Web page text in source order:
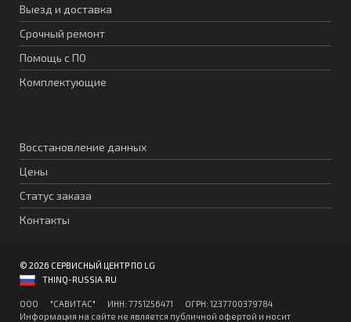
Выезд и доставка
Срочный ремонт
Помощь с ПО
Комплектующие
Восстановление данных
Цены
Статус заказа
Контакты
© 2026 СЕРВИСНЫЙ ЦЕНТР ПО LG
THINQ-RUSSIA.RU
ООО "CАВИТAC" ИНН: 7751256471 ОГPН: 1237700379784
Информация на сайте не является публичной офертой и носит